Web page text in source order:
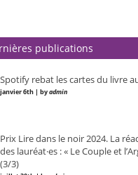
publications
Spotify rebat les cartes du livre
janvier 6th | byadmin
Prix Lire dans le noir 2024. La
des lauréat·es : « Le Couple et
(3/3)